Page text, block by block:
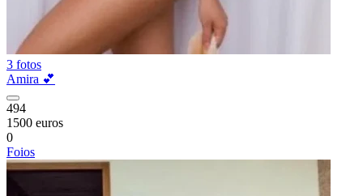
3 fotos
Amira 💕
494
1500 euros
0
Foios